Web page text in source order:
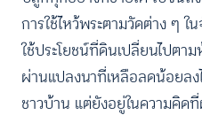
การใช้ไหว้พระตามวัดต่าง ๆ
ใช้ประโยชน์ที่ดินเปลี่ยนไปตา
ผ่านแปลงนาที่เหลือลดน้อยลง
ชาวบ้าน แต่ยังอยู่ในความคิ